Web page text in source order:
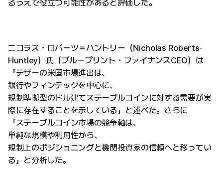
るうえで役立つ可能性があると評価した。
ニコラス・ロバーツ＝ハントリー（Nicholas Roberts-
Huntley）氏（ブループリント・ファイナンスCEO）は
「テザーの米国市場進出は、
銀行やフィンテックを中心に、
規制準拠型のドル建てステーブルコインに対する需要が実
際に存在することを示している」と述べた。さらに
「ステーブルコイン市場の競争軸は、
単純な規模や利用性から、
規制上のポジショニングと機関投資家の信頼へと移ってい
る」と分析した。